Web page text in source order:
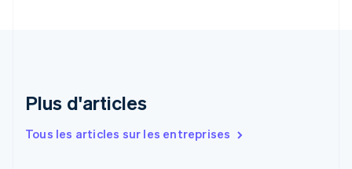
Plus d'articles
Tous les articles sur les entreprises
Español English
English